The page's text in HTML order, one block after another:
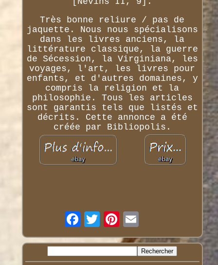
Très bonne reliure / pas de
jaquette. Nous nous spécialisons
dans les livres anciens, la
littérature classique, la guerre
de Sécession, la Virginiana, les
voyages, l'art, les livres pour
enfants, et d'autres domaines, y
compris la religion et la
philosophie. Tous les articles
sont garantis tels que listés et
décrits. Cette annonce a été
créée par Bibliopolis.